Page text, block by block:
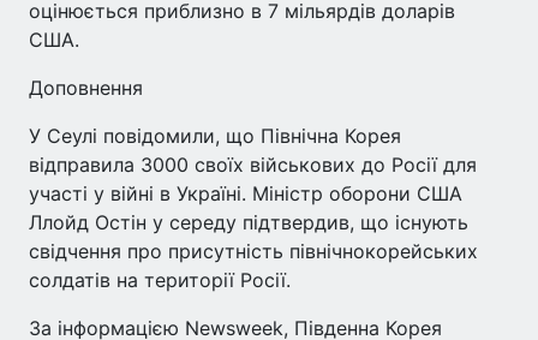
оцінюється приблизно в 7 мільярдів доларів
США.
Доповнення
У Сеулі повідомили, що Північна Корея
відправила 3000 своїх військових до Росії для
участі у війні в Україні. Міністр оборони США
Ллойд Остін у середу підтвердив, що існують
свідчення про присутність північнокорейських
солдатів на території Росії.
За інформацією Newsweek, Південна Корея